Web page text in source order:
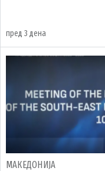
пред 3 дена
МАКЕДОНИЈА